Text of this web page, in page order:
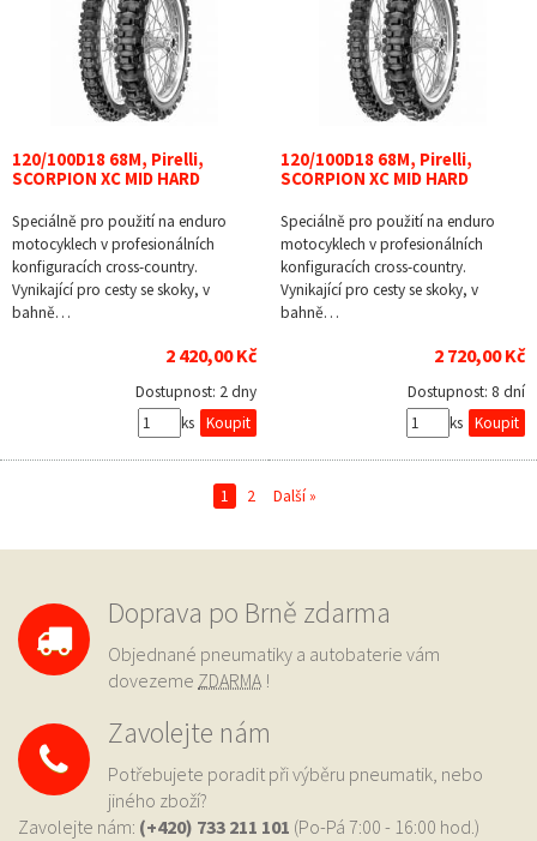
120/100D18 68M, Pirelli,
SCORPION XC MID HARD
Speciálně pro použití na enduro
motocyklech v profesionálních
konfiguracích cross-country.
Vynikající pro cesty se skoky, v
bahně…
2 420,00 Kč
Dostupnost: 2 dny
ks
120/100D18 68M, Pirelli,
SCORPION XC MID HARD
Speciálně pro použití na enduro
motocyklech v profesionálních
konfiguracích cross-country.
Vynikající pro cesty se skoky, v
bahně…
2 720,00 Kč
Dostupnost: 8 dní
ks
1 2 Další »
Doprava po Brně zdarma
Objednané pneumatiky a autobaterie vám
dovezeme ZDARMA !
Zavolejte nám
Potřebujete poradit při výběru pneumatik, nebo
jiného zboží?
Zavolejte nám: (+420) 733 211 101 (Po-Pá 7:00 - 16:00 hod.)